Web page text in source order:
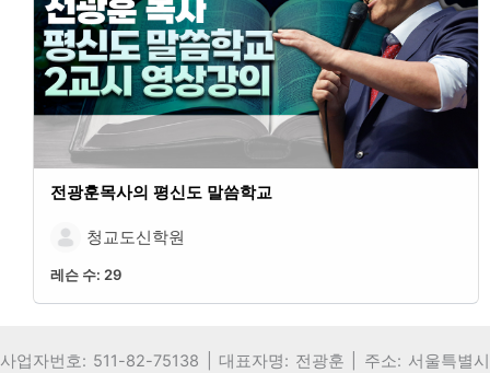
전광훈목사의 평신도 말씀학교
청교도신학원
레슨 수: 29
사업자번호: 511-82-75138 | 대표자명: 전광훈 | 주소: 서울특별시